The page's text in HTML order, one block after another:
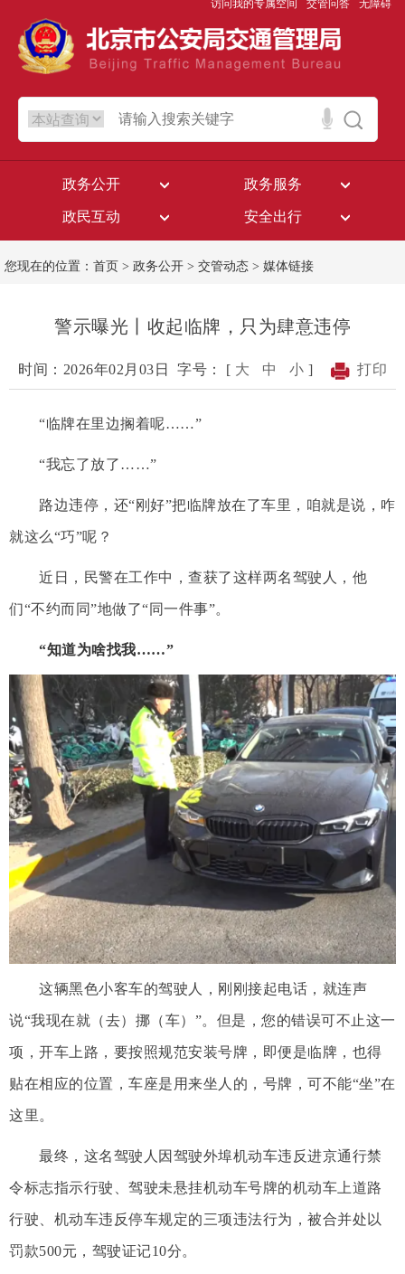
访问我的专属空间 交管问答 无障碍
政务公开 政务服务
政民互动 安全出行
您现在的位置： 首页 > 政务公开 > 交管动态 > 媒体链接
警示曝光丨收起临牌，只为肆意违停
时间：2026年02月03日 字号： [ 大 中 小 ] 打印
“临牌在里边搁着呢……”
“我忘了放了……”
路边违停，还“刚好”把临牌放在了车里，咱就是说，咋
就这么“巧”呢？
近日，民警在工作中，查获了这样两名驾驶人，他
们“不约而同”地做了“同一件事”。
“知道为啥找我……”
这辆黑色小客车的驾驶人，刚刚接起电话，就连声
说“我现在就（去）挪（车）”。但是，您的错误可不止这一
项，开车上路，要按照规范安装号牌，即便是临牌，也得
贴在相应的位置，车座是用来坐人的，号牌，可不能“坐”在
这里。
最终，这名驾驶人因驾驶外埠机动车违反进京通行禁
令标志指示行驶、驾驶未悬挂机动车号牌的机动车上道路
行驶、机动车违反停车规定的三项违法行为，被合并处以
罚款500元，驾驶证记10分。